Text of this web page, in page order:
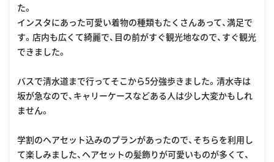
た。
インスタにあった可愛い着物の種類もたくさんあって、満足で
す。店内も広くて綺麗で、目の前がすぐ観光地なので、すぐ観光
できました。
バスで清水道まで行ってそこから5分強歩きました。清水寺は
坂が急なので、キャリーケースなどある人は少し大変かもしれ
ません。
学割のヘアセット込みのプランがあったので、そちらを利用し
て楽しみました、ヘアセットの髪飾りが可愛いものが多くて、